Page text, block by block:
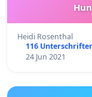
Heidi Rosenthal
116
24 Jun 2021